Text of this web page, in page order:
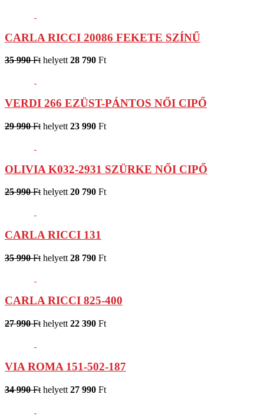
CARLA RICCI 20086 FEKETE SZÍNŰ
35 990 Ft helyett 28 790 Ft
VERDI 266 EZÜST-PÁNTOS NŐI CIPŐ
29 990 Ft helyett 23 990 Ft
OLIVIA K032-2931 SZÜRKE NŐI CIPŐ
25 990 Ft helyett 20 790 Ft
CARLA RICCI 131
35 990 Ft helyett 28 790 Ft
CARLA RICCI 825-400
27 990 Ft helyett 22 390 Ft
VIA ROMA 151-502-187
34 990 Ft helyett 27 990 Ft